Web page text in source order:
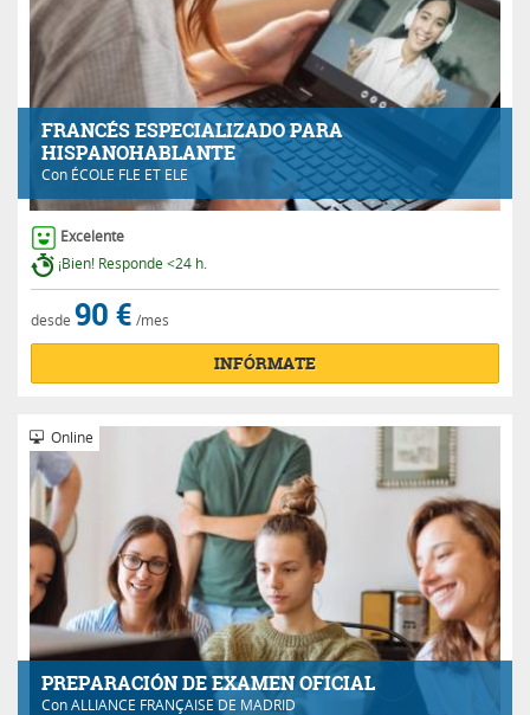
FRANCÉS ESPECIALIZADO PARA
HISPANOHABLANTE
Con ÉCOLE FLE ET ELE
Excelente
¡Bien! Responde <24 h.
desde 90 € /mes
INFÓRMATE
PREPARACIÓN DE EXAMEN OFICIAL
ConALLIANCE FRANÇAISE DE MADRID
Online